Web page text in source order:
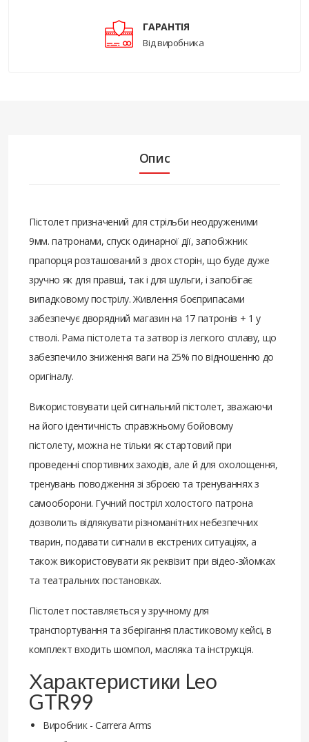
ГАРАНТІЯ
Від виробника
Опис
Пістолет призначений для стрільби неодруженими
9мм. патронами, спуск одинарної дії, запобіжник
прапорця розташований з двох сторін, що буде дуже
зручно як для правші, так і для шульги, і запобігає
випадковому пострілу. Живлення боєприпасами
забезпечує дворядний магазин на 17 патронів + 1 у
стволі. Рама пістолета та затвор із легкого сплаву, що
забезпечило зниження ваги на 25% по відношенню до
оригіналу.
Використовувати цей сигнальний пістолет, зважаючи
на його ідентичність справжньому бойовому
пістолету, можна не тільки як стартовий при
проведенні спортивних заходів, але й для охолощення,
тренувань поводження зі зброєю та тренуваннях з
самооборони. Гучний постріл холостого патрона
дозволить відлякувати різноманітних небезпечних
тварин, подавати сигнали в екстрених ситуаціях, а
також використовувати як реквізит при відео-зйомках
та театральних постановках.
Пістолет поставляється у зручному для
транспортування та зберігання пластиковому кейсі, в
комплект входить шомпол, масляка та інструкція.
Характеристики Leo
GTR99
Виробник - Carrera Arms